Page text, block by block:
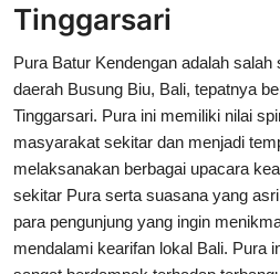
Desa Adat
Tradisi
Kearifan lokal
Alam Bali
Kisah
Tinggarsari
Pura Batur Kendengan adalah
daerah Busung Biu, Bali, tepatnya
Tinggarsari. Pura ini memiliki nilai
masyarakat sekitar dan menjadi
melaksanakan berbagai upacara
sekitar Pura serta suasana yang
para pengunjung yang ingin
mendalami kearifan lokal Bali. Pura